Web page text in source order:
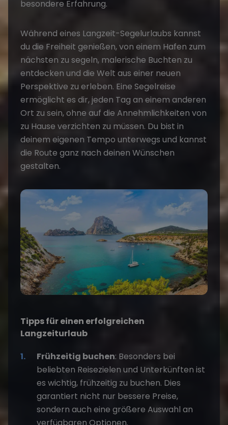
besondere Erfahrung.
Während eines Langzeit-Segelurlaubs kannst
du die Freiheit genießen, von einem Hafen zum
nächsten zu segeln, malerische Buchten zu
entdecken und die Welt aus einer neuen
Perspektive zu erleben. Eine Segelreise
ermöglicht es dir, jeden Tag an einem anderen
Ort zu sein, ohne auf die Annehmlichkeiten von
zu Hause verzichten zu müssen. Du bist in
deinem eigenen Tempo unterwegs und kannst
die Route ganz nach deinen Wünschen
gestalten.
Tipps für einen erfolgreichen
Langzeiturlaub
Frühzeitig buchen: Besonders bei
beliebten Reisezielen und Unterkünften ist
es wichtig, frühzeitig zu buchen. Dies
garantiert nicht nur bessere Preise,
sondern auch eine größere Auswahl an